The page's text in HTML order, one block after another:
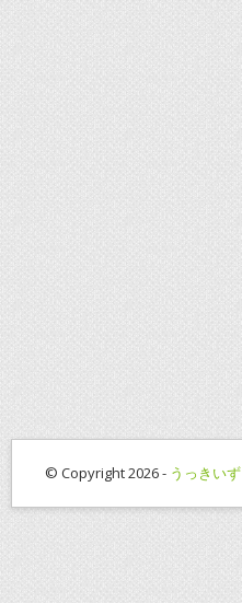
© Copyright 2026 - うっきいず